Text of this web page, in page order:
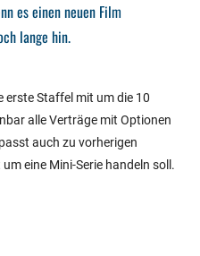
es einen neuen Film
lange hin.
erste Staffel mit um die 10
alle Verträge mit Optionen
auch zu vorherigen
eine Mini-Serie handeln soll.